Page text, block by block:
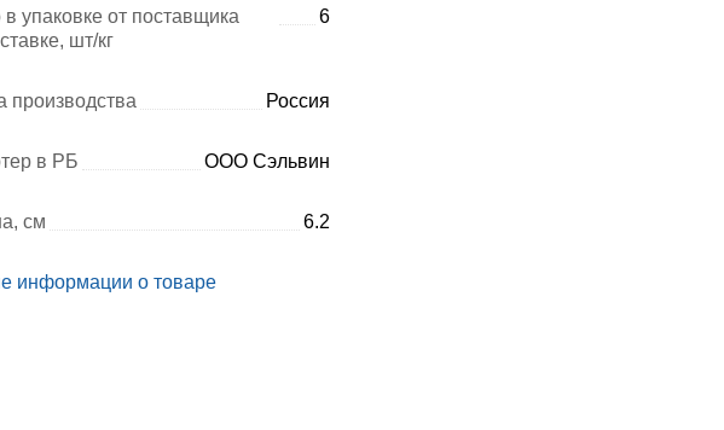
в упаковке от поставщика
шт/кг
6
производства Россия
в РБ ООО Сэльвин
см 6.2
информации о товаре